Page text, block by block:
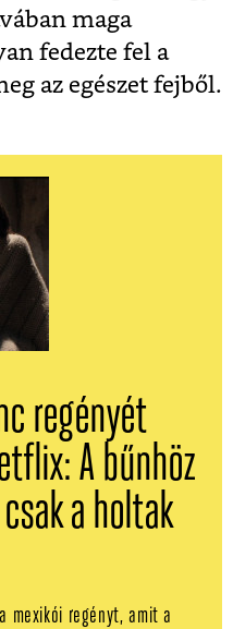
maga
fedezte fel a
az egészet fejből.
regényét
A bűnhöz
a holtak
mexikói regényt, amit a